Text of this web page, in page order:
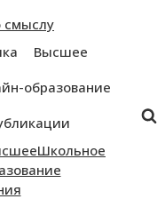
смыслу
Высшее
образование
Школьное